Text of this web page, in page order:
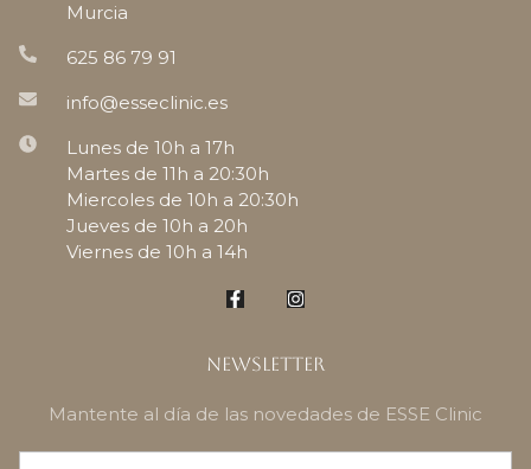
Murcia
625 86 79 91
info@esseclinic.es
Lunes de 10h a 17h
Martes de 11h a 20:30h
Miercoles de 10h a 20:30h
Jueves de 10h a 20h
Viernes de 10h a 14h
Newsletter
Mantente al día de las novedades de ESSE Clinic